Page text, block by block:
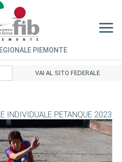
PIEMONTE
VAI AL SITO FEDERALE
INDIVIDUALE PETANQUE 2023